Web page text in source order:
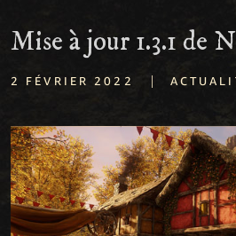
Mise à jour 1.3.1 de
2 FÉVRIER 2022 |